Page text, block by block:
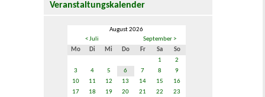
Veranstaltungskalender
August 2026
< Juli
September >
Mo
Di Mi Do Fr Sa
So
1
2
3
4 5 6 7 8
9
10
11 12 13 14 15
16
17
18 19 20 21 22
23